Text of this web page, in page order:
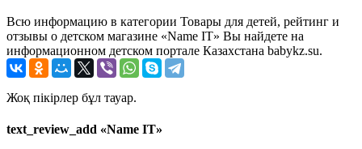
Всю информацию в категории Товары для детей, рейтинг и
отзывы о детском магазине «Name IT» Вы найдете на
информационном детском портале Казахстана babykz.su.
Жоқ пікірлер бұл тауар.
text_review_add «Name IT»